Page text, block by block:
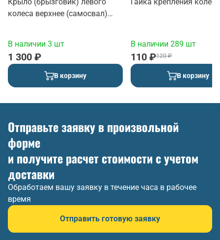
колеса верхнее (самосвал)
В наличии 3 шт
1 300 ₽
В корзину
В наличии 289 шт
120 ₽
110 ₽
В корзину
Отправьте заявку в произвольной
форме
и получите расчет стоимости с учетом
доставки
Обработаем вашу заявку в течение часа в рабочее
время
Отправить готовую заявку